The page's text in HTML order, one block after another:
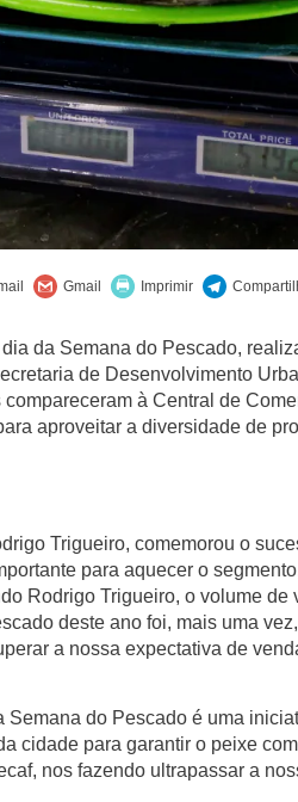
da Semana do Pescado,
de Desenvolvimento
à Central de
aproveitar a diversidade de
Trigueiro, comemorou o
para aquecer o
Rodrigo Trigueiro, o volume de
deste ano foi, mais uma
a nossa expectativa de
do Pescado é uma
cidade para garantir o peixe
nos fazendo ultrapassar a